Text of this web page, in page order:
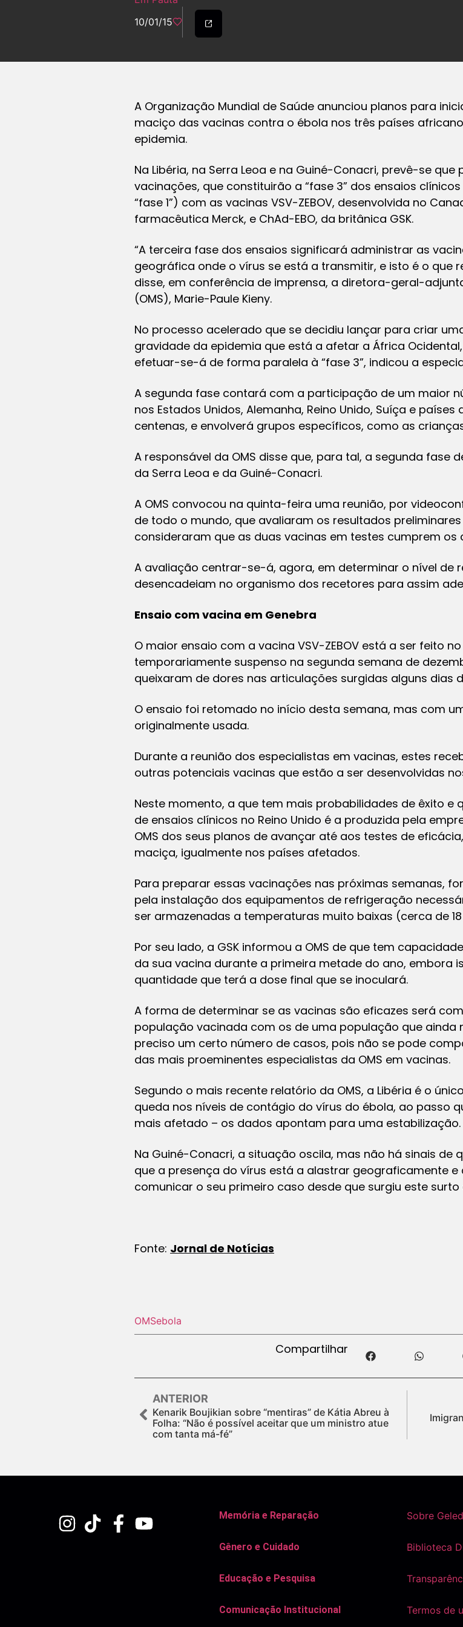
10/01/15
A Organização Mundial de Saúde anunciou planos para
maciço das vacinas contra o ébola nos três países
epidemia.
Na Libéria, na Serra Leoa e na Guiné-Conacri, prevê-se
vacinações, que constituirão a “fase 3” dos ensaios
“fase 1”) com as vacinas VSV-ZEBOV, desenvolvida no
farmacêutica Merck, e ChAd-EBO, da britânica GSK.
“A terceira fase dos ensaios significará administrar as
geográfica onde o vírus se está a transmitir, e isto é o que
disse, em conferência de imprensa, a diretora-geral-
(OMS), Marie-Paule Kieny.
No processo acelerado que se decidiu lançar para criar
gravidade da epidemia que está a afetar a África
efetuar-se-á de forma paralela à “fase 3”, indicou a
A segunda fase contará com a participação de um maior
nos Estados Unidos, Alemanha, Reino Unido, Suíça e
centenas, e envolverá grupos específicos, como as
A responsável da OMS disse que, para tal, a segunda fase
da Serra Leoa e da Guiné-Conacri.
A OMS convocou na quinta-feira uma reunião, por
de todo o mundo, que avaliaram os resultados
consideraram que as duas vacinas em testes cumprem os
A avaliação centrar-se-á, agora, em determinar o nível de
desencadeiam no organismo dos recetores para assim
Ensaio com vacina em Genebra
O maior ensaio com a vacina VSV-ZEBOV está a ser feito
temporariamente suspenso na segunda semana de
queixaram de dores nas articulações surgidas alguns dias
O ensaio foi retomado no início desta semana, mas com
originalmente usada.
Durante a reunião dos especialistas em vacinas, estes
outras potenciais vacinas que estão a ser desenvolvidas
Neste momento, a que tem mais probabilidades de êxito
de ensaios clínicos no Reino Unido é a produzida pela
OMS dos seus planos de avançar até aos testes de
maciça, igualmente nos países afetados.
Para preparar essas vacinações nas próximas semanas,
pela instalação dos equipamentos de refrigeração
ser armazenadas a temperaturas muito baixas (cerca de
Por seu lado, a GSK informou a OMS de que tem
da sua vacina durante a primeira metade do ano, embora
quantidade que terá a dose final que se inoculará.
A forma de determinar se as vacinas são eficazes será
população vacinada com os de uma população que ainda
preciso um certo número de casos, pois não se pode
das mais proeminentes especialistas da OMS em vacinas.
Segundo o mais recente relatório da OMS, a Libéria é o
queda nos níveis de contágio do vírus do ébola, ao passo
mais afetado – os dados apontam para uma estabilização.
Na Guiné-Conacri, a situação oscila, mas não há sinais de
que a presença do vírus está a alastrar geograficamente
comunicar o seu primeiro caso desde que surgiu este
Fonte: Jornal de Notícias
OMSebola
Compartilhar
ANTERIOR
Kenarik Boujikian sobre “mentiras” de Kátia Abreu à
Folha: “Não é possível aceitar que um ministro atue
com tanta má-fé”
Memória e Reparação
Gênero e Cuidado
Educação e Pesquisa
Comunicação Institucional
Sobre
Biblioteca
Termos de